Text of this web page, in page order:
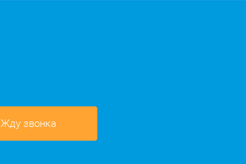
Жду звонка